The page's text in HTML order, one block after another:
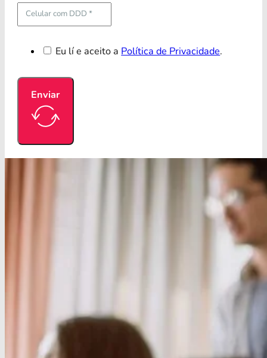
Eu lí e aceito aPolítica de Privacidade.
Enviar